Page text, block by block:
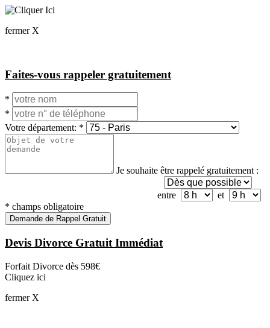
fermer X
Faites-vous rappeler gratuitement
*
*
Votre département: *
Je souhaite être rappelé gratuitement :
entre
et
* champs obligatoire
Demande de Rappel Gratuit
Devis Divorce Gratuit Immédiat
Forfait Divorce dès 598€
Cliquez ici
fermer X